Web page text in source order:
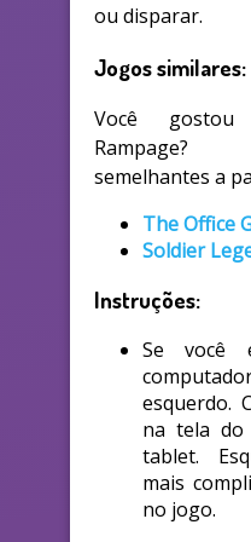
ou disparar.
Jogos similares:
Você gostou
Rampage?
semelhantes a
The Office
Soldier
Instruções:
Se você
esquerdo.
na tela do
tablet.
mais
no jogo.